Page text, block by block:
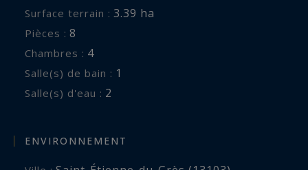
Surface terrain : 3.39 ha
Pièces : 8
Chambres : 4
Salle(s) de bain : 1
Salle(s) d'eau : 2
ENVIRONNEMENT